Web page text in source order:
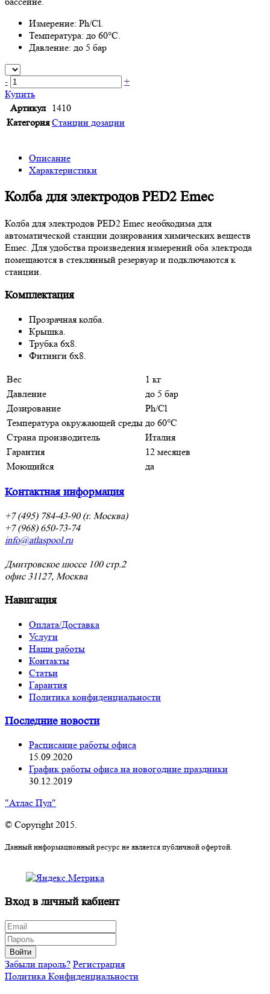
Измерение: Ph/Cl.
Температура: до 60°C.
Давление: до 5 бар
-
+
Купить
Артикул
1410
Категория Станции дозации
Описание
Характеристики
Колба для электродов PED2 Emec
Колба для электродов PED2 Emec необходима для
автоматической станции дозирования химических веществ
Emec. Для удобства произведения измерений оба электрода
помещаются в стеклянный резервуар и подключаются к
станции.
Комплектация
Прозрачная колба.
Крышка.
Трубка 6х8.
Фитинги 6х8.
Вес
1 кг
Давление
до 5 бар
Дозирование
Ph/Cl
Температура окружающей среды до 60°C
Страна производитель
Италия
Гарантия
12 месяцев
Моющийся
да
Контактная информация
+7 (495) 784-43-90 (г. Москва)
+7 (968) 650-73-74
info@atlaspool.ru
Дмитровское шоссе 100 стр.2
офис 31127, Москва
Навигация
Оплата/Доставка
Услуги
Наши работы
Контакты
Статьи
Гарантия
Политика конфиденциальности
Последние новости
Расписание работы офиса
15.09.2020
График работы офиса на новогодние праздники
30.12.2019
"Атлас Пул"
© Copyright 2015.
Данный информационный ресурс не является публичной офертой.
Вход в личный кабиент
Войти
Забыли пароль? Регистрация
Политика Конфиденциальности